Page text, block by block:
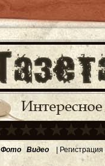
Фото Видео | Регистрация